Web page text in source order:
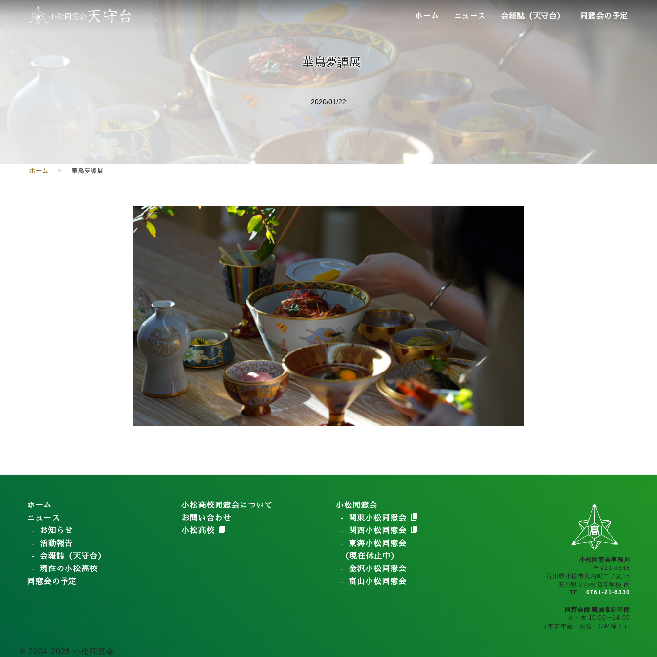
ホーム ニュース 会報誌（天守台） 同窓会の予定
華鳥夢譚展
2020/01/22
ホーム 華鳥夢譚展
ホーム
ニュース
お知らせ
活動報告
会報誌（天守台）
現在の小松高校
同窓会の予定
小松高校同窓会について
お問い合わせ
小松高校
小松同窓会
関東小松同窓会
関西小松同窓会
東海小松同窓会
（現在休止中）
金沢小松同窓会
富山小松同窓会
小松同窓会事務局
〒923-8646
石川県小松市丸内町二ノ丸15
石川県立小松高等学校 内
TEL: 0761-21-6330
同窓会館 職員常駐時間
火・木 10:00〜14:00
（年末年始・お盆・GW 除く）
© 2004-2026 小松同窓会